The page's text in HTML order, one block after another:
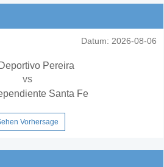
Datum: 2026-08-06
Deportivo Pereira
vs
Santa Fe
Vorhersage